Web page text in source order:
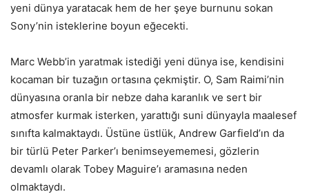
yeni dünya yaratacak hem de her şeye burnunu sokan
Sony’nin isteklerine boyun eğecekti.
Marc Webb’in yaratmak istediği yeni dünya ise, kendisini
kocaman bir tuzağın ortasına çekmiştir. O, Sam Raimi’nin
dünyasına oranla bir nebze daha karanlık ve sert bir
atmosfer kurmak isterken, yarattığı suni dünyayla maalesef
sınıfta kalmaktaydı. Üstüne üstlük, Andrew Garfield’ın da
bir türlü Peter Parker’ı benimseyememesi, gözlerin
devamlı olarak Tobey Maguire’ı aramasına neden
olmaktaydı.